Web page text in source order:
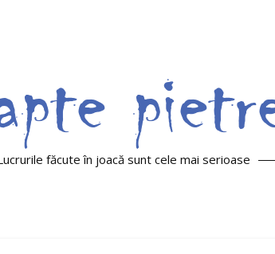
făcute în joacă sunt cele mai serioase